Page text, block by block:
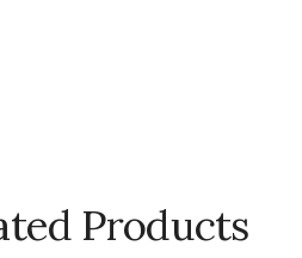
Products